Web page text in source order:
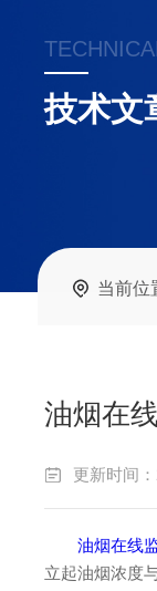
技术文
当前位
油烟在
更新时间
油烟在线
立起油烟浓度